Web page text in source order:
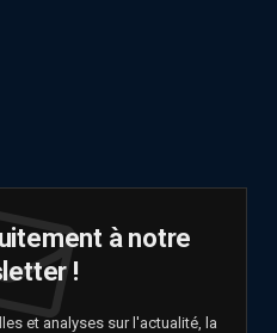
à notre
!
et analyses sur l'actualité, la